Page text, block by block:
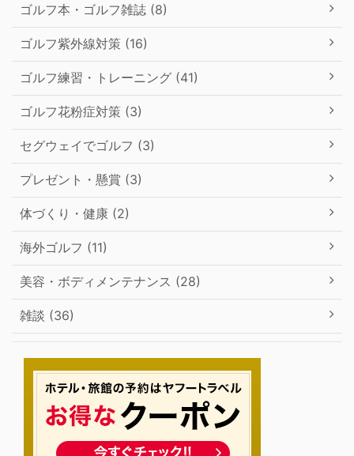
ゴルフ本・ゴルフ雑誌 (8)
ゴルフ紫外線対策 (16)
ゴルフ練習・トレーニング (41)
ゴルフ花粉症対策 (3)
セグウェイでゴルフ (3)
プレゼント・懸賞 (3)
体づくり・健康 (2)
海外ゴルフ (11)
美容・ボディメンテナンス (28)
雑談 (36)